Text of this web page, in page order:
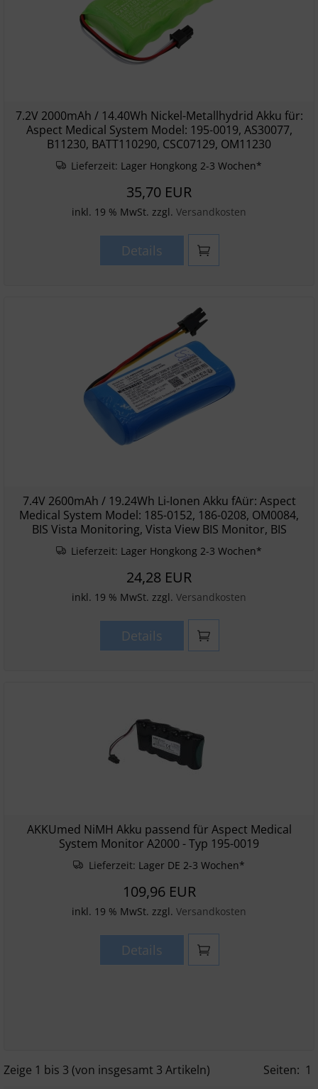
7.2V 2000mAh / 14.40Wh Nickel-Metallhydrid Akku für:
Aspect Medical System Model: 195-0019, AS30077,
B11230, BATT110290, CSC07129, OM11230
Lieferzeit: Lager Hongkong 2-3 Wochen*
35,70 EUR
inkl. 19 % MwSt. zzgl. Versandkosten
Details
7.4V 2600mAh / 19.24Wh Li-Ionen Akku fAür: Aspect
Medical System Model: 185-0152, 186-0208, OM0084,
BIS Vista Monitoring, Vista View BIS Monitor, BIS
Lieferzeit: Lager Hongkong 2-3 Wochen*
24,28 EUR
inkl. 19 % MwSt. zzgl. Versandkosten
Details
AKKUmed NiMH Akku passend für Aspect Medical
System Monitor A2000 - Typ 195-0019
Lieferzeit: Lager DE 2-3 Wochen*
109,96 EUR
inkl. 19 % MwSt. zzgl. Versandkosten
Details
Zeige 1 bis 3 (von insgesamt 3 Artikeln) Seiten: 1